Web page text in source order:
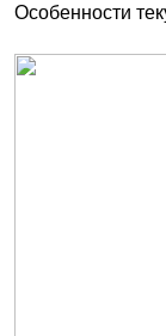
Особенности